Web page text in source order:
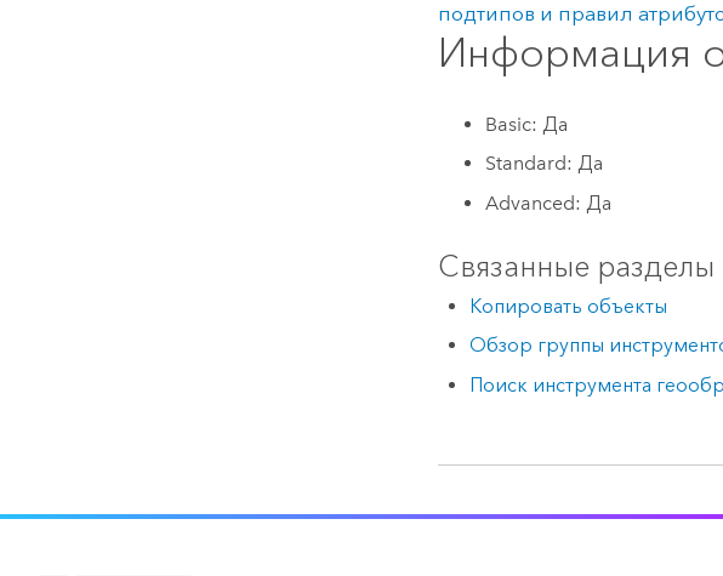
подтипов и правил
Информация
Basic: Да
Standard: Да
Advanced: Да
Связанные разделы
Копировать объекты
Обзор группы
Поиск инструмента